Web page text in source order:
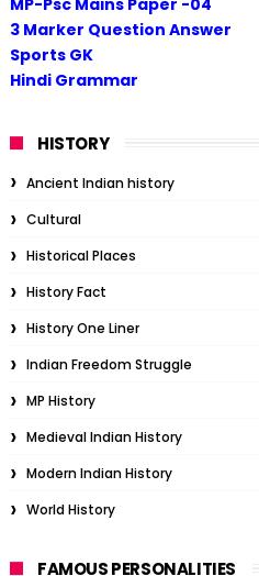
3 Marker Question Answer
Sports GK
Hindi Grammar
HISTORY
Ancient Indian history
Cultural
Historical Places
History Fact
History One Liner
Indian Freedom Struggle
MP History
Medieval Indian History
Modern Indian History
World History
FAMOUS PERSONALITIES